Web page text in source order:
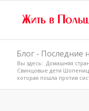
Блог - Последние
Вы здесь: Домашняя
Свинцовые дети
которая пошла против